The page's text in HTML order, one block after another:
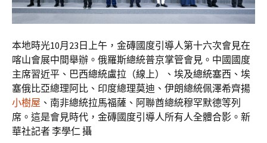
本地時光10月23日上午，金磚國度引導人第十六次會見在
喀山會展中間舉辦。俄羅斯總統普京掌管會見。中國國度
主席習近平、巴西總統盧拉（線上）、埃及總統塞西、埃
塞俄比亞總理阿比、印度總理莫迪、伊朗總統佩澤希齊揚
小樹屋 、南非總統拉馬福薩、阿聯酋總統穆罕默德等列
席。這是會見時代，金磚國度引導人所有人全體合影。新
華社記者 李學仁 攝